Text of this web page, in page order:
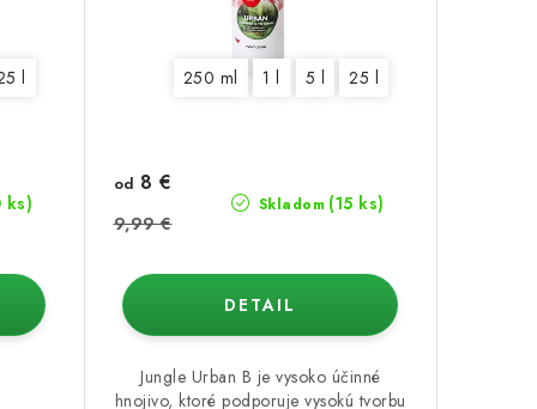
l
ks)
250 ml 1 l 5 l 25 l
Skladom (15 ks)
od 8 €
9,99 €
DETAIL
Jungle Urban B je vysoko účinné
hnojivo, ktoré podporuje vysokú tvorbu